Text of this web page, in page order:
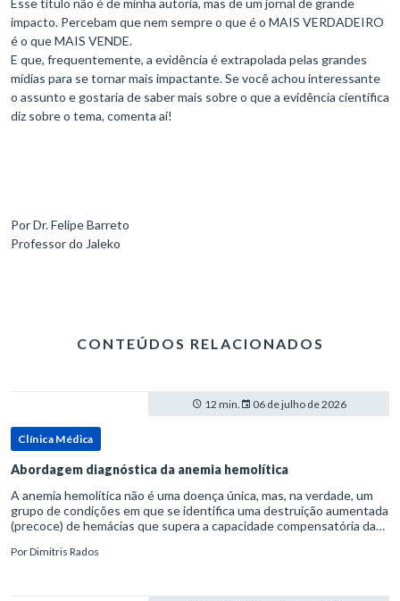
Esse título não é de minha autoria, mas de um jornal de grande
impacto. Percebam que nem sempre o que é o MAIS VERDADEIRO
é o que MAIS VENDE.
E que, frequentemente, a evidência é extrapolada pelas grandes
mídias para se tornar mais impactante. Se você achou interessante
o assunto e gostaria de saber mais sobre o que a evidência científica
diz sobre o tema, comenta aí!
Por Dr. Felipe Barreto
Professor do Jaleko
CONTEÚDOS RELACIONADOS
12 min. 06 de julho de 2026
Clínica Médica
Abordagem diagnóstica da anemia hemolítica
A anemia hemolítica não é uma doença única, mas, na verdade, um
grupo de condições em que se identifica uma destruição aumentada
(precoce) de hemácias que supera a capacidade compensatória da
PorDimitris Rados